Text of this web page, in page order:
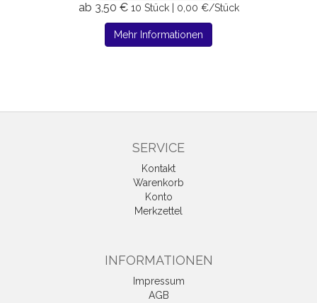
ab 3,50 € 10 Stück | 0,00 €/Stück
Mehr Informationen
SERVICE
Kontakt
Warenkorb
Konto
Merkzettel
INFORMATIONEN
Impressum
AGB